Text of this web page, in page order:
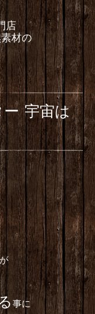
門店
材の
宇宙は
事に